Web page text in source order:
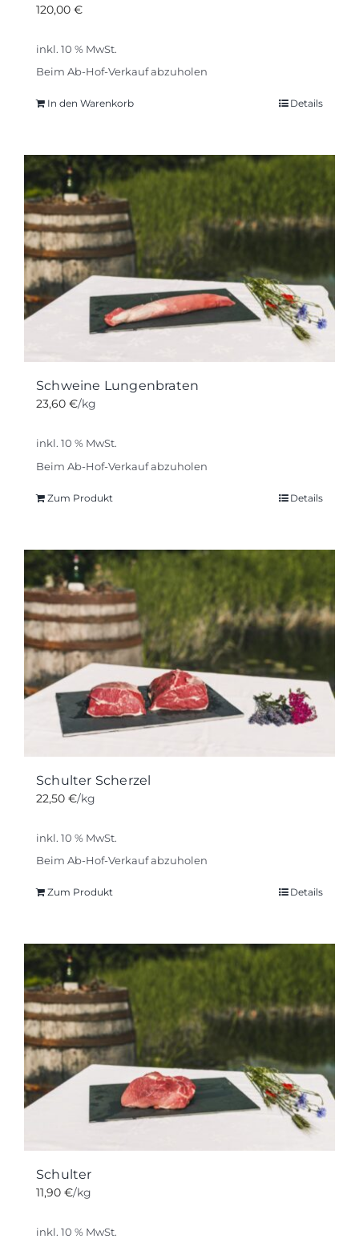
120,00 €
inkl. 10 % MwSt.
Beim Ab-Hof-Verkauf abzuholen
In den Warenkorb Details
Schweine Lungenbraten
23,60 €/kg
inkl. 10 % MwSt.
Beim Ab-Hof-Verkauf abzuholen
Zum Produkt Details
Schulter Scherzel
22,50 €/kg
inkl. 10 % MwSt.
Beim Ab-Hof-Verkauf abzuholen
Zum Produkt Details
Schulter
11,90 €/kg
inkl. 10 % MwSt.